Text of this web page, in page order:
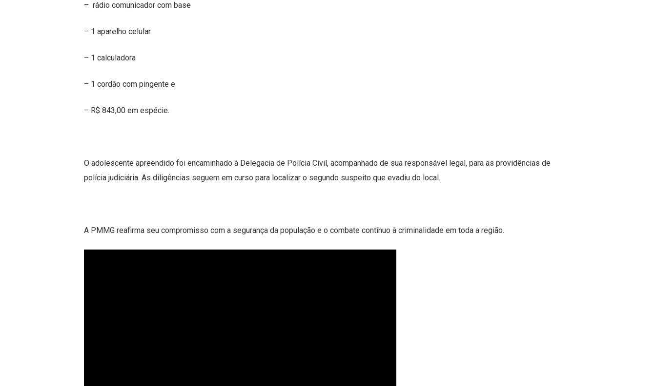
– ⁠ rádio comunicador com base
– ⁠1 aparelho celular
– ⁠1 calculadora
– ⁠1 cordão com pingente e
– ⁠R$ 843,00 em espécie.
O adolescente apreendido foi encaminhado à Delegacia de Polícia Civil, acompanhado de sua responsável legal, para as providências de
polícia judiciária. As diligências seguem em curso para localizar o segundo suspeito que evadiu do local.
A PMMG reafirma seu compromisso com a segurança da população e o combate contínuo à criminalidade em toda a região.